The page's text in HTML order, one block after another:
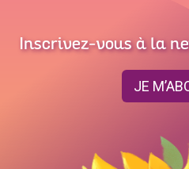
Inscrivez-vous à la
JE